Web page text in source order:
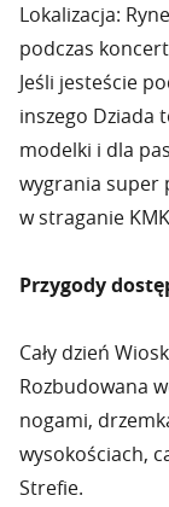
Lokalizacja:
podczas
Jeśli jesteście
inszego Dziada
modelki i dla
wygrania super
w straganie KMK
Przygody
Cały dzień
Rozbudowana
nogami,
wysokościach,
Strefie.